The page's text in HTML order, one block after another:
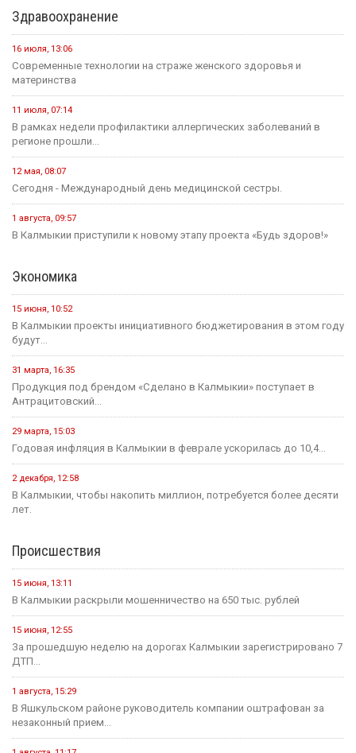
Здравоохранение
16 июля, 13:06
Современные технологии на страже женского здоровья и
материнства
11 июля, 07:14
В рамках недели профилактики аллергических заболеваний в
регионе прошли...
12 мая, 08:07
Сегодня - Международный день медицинской сестры.
1 августа, 09:57
В Калмыкии приступили к новому этапу проекта «Будь здоров!»
Экономика
15 июня, 10:52
В Калмыкии проекты инициативного бюджетирования в этом году
будут...
31 марта, 16:35
Продукция под брендом «Сделано в Калмыкии» поступает в
Антрацитовский...
29 марта, 15:03
Годовая инфляция в Калмыкии в феврале ускорилась до 10,4...
2 декабря, 12:58
В Калмыкии, чтобы накопить миллион, потребуется более десяти
лет.
Происшествия
15 июня, 13:11
В Калмыкии раскрыли мошенничество на 650 тыс. рублей
15 июня, 12:55
За прошедшую неделю на дорогах Калмыкии зарегистрировано 7
ДТП...
1 августа, 15:29
В Яшкульском районе руководитель компании оштрафован за
незаконный прием...